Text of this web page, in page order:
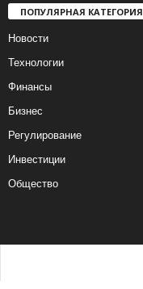
ПОПУЛЯРНАЯ КАТЕГОРИЯ
Новости
Технологии
Финансы
Бизнес
Регулирование
Инвестиции
Общество